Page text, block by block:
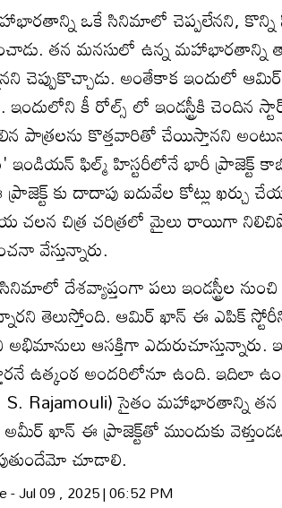
ఒకే సినిమాలో చెప్పలేనని, కొన్ని
తన మనసులో ఉన్న మహాభారతాన్ని
చెప్పుకొచ్చాడు. అంతేకాక ఇందులో
కీ రోల్స్ లో ఇండస్ట్రీకి చెందిన
పాత్రలను కొత్తవారితో చేయిస్తానని
ఫిల్మ్ హిస్టరీలోనే భారీ ప్రాజెక్ట్
కు దాదాపు ఐదువేల కోట్లు ఖర్చు
చలన చిత్ర చరిత్రలో మైలు రాయిగా
వేస్తున్నారు.
దేశవ్యాప్తంగా పలు ఇండస్ట్రీల నుంచి
తెలుస్తోంది. ఆమిర్ ఖాన్ ఈ ఎపిక్
అభిమానులు ఆసక్తిగా
ఉత్కంఠ అందరిలోనూ ఉంది. ఇదిలా
Rajamouli) సైతం మహాభారతాన్ని తన
అమీర్ ఖాన్ ఈ ప్రాజెక్ట్‌తో ముందుకు
చూడాలి.
- Jul 09 , 2025 | 06:52 PM